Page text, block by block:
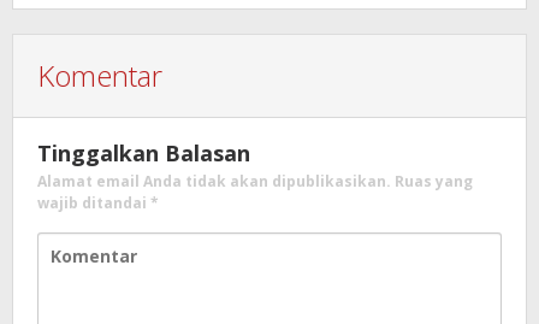
Komentar
Tinggalkan Balasan
Alamat email Anda tidak akan dipublikasikan. Ruas yang
wajib ditandai *